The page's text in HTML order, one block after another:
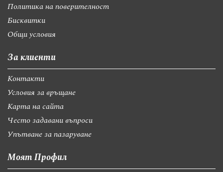
Политика на поверителност
Бисквитки
Общи условия
За клиенти
Контакти
Условия за връщане
Карта на сайта
Често задавани въпроси
Упътване за пазаруване
Моят Профил